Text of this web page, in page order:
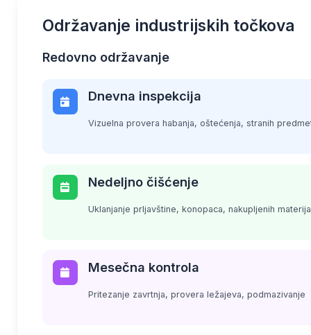
Održavanje industrijskih točkova
Redovno održavanje
Dnevna inspekcija
Vizuelna provera habanja, oštećenja, stranih
Nedeljno čišćenje
Uklanjanje prljavštine, konopaca, nakupljenih
Mesečna kontrola
Pritezanje zavrtnja, provera ležajeva, podmazivanje